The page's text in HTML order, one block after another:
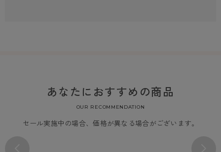
あなたにおすすめの商品
OUR RECOMMENDATION
セール実施中の場合、価格が異なる場合がございます。